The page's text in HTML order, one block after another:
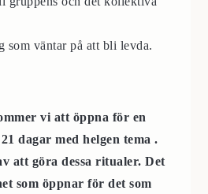
som väntar på att bli levda.
vi att öppna för en
dagar med helgen tema .
att göra dessa ritualer. Det
som öppnar för det som